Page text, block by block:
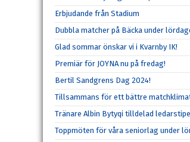
Erbjudande från Stadium
Dubbla matcher på Bäcka under
Glad sommar önskar vi i Kvarnby IK!
Premiär för JOYNA nu på fredag!
Bertil Sandgrens Dag 2024!
Tillsammans för ett bättre
Tränare Albin Bytyqi tilldelad
Toppmöten för våra seniorlag under